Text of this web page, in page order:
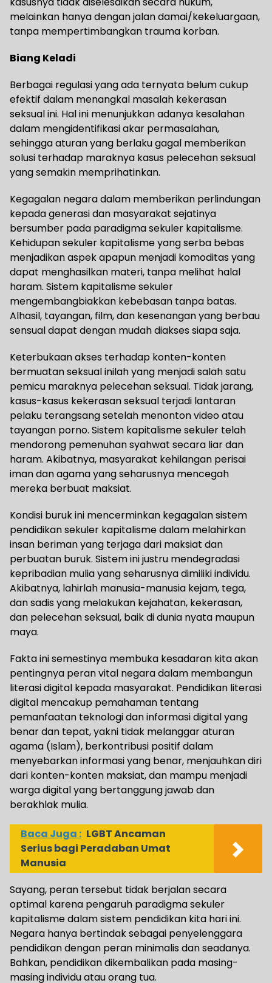
melainkan hanya dengan jalan damai/kekeluargaan,
tanpa mempertimbangkan trauma korban.
Biang Keladi
Berbagai regulasi yang ada ternyata belum cukup
efektif dalam menangkal masalah kekerasan
seksual ini. Hal ini menunjukkan adanya kesalahan
dalam mengidentifikasi akar permasalahan,
sehingga aturan yang berlaku gagal memberikan
solusi terhadap maraknya kasus pelecehan seksual
yang semakin memprihatinkan.
Kegagalan negara dalam memberikan perlindungan
kepada generasi dan masyarakat sejatinya
bersumber pada paradigma sekuler kapitalisme.
Kehidupan sekuler kapitalisme yang serba bebas
menjadikan aspek apapun menjadi komoditas yang
dapat menghasilkan materi, tanpa melihat halal
haram. Sistem kapitalisme sekuler
mengembangbiakkan kebebasan tanpa batas.
Alhasil, tayangan, film, dan kesenangan yang berbau
sensual dapat dengan mudah diakses siapa saja.
Keterbukaan akses terhadap konten-konten
bermuatan seksual inilah yang menjadi salah satu
pemicu maraknya pelecehan seksual. Tidak jarang,
kasus-kasus kekerasan seksual terjadi lantaran
pelaku terangsang setelah menonton video atau
tayangan porno. Sistem kapitalisme sekuler telah
mendorong pemenuhan syahwat secara liar dan
haram. Akibatnya, masyarakat kehilangan perisai
iman dan agama yang seharusnya mencegah
mereka berbuat maksiat.
Kondisi buruk ini mencerminkan kegagalan sistem
pendidikan sekuler kapitalisme dalam melahirkan
insan beriman yang terjaga dari maksiat dan
perbuatan buruk. Sistem ini justru mendegradasi
kepribadian mulia yang seharusnya dimiliki individu.
Akibatnya, lahirlah manusia-manusia kejam, tega,
dan sadis yang melakukan kejahatan, kekerasan,
dan pelecehan seksual, baik di dunia nyata maupun
maya.
Fakta ini semestinya membuka kesadaran kita akan
pentingnya peran vital negara dalam membangun
literasi digital kepada masyarakat. Pendidikan literasi
digital mencakup pemahaman tentang
pemanfaatan teknologi dan informasi digital yang
benar dan tepat, yakni tidak melanggar aturan
agama (Islam), berkontribusi positif dalam
menyebarkan informasi yang benar, menjauhkan diri
dari konten-konten maksiat, dan mampu menjadi
warga digital yang bertanggung jawab dan
berakhlak mulia.
Baca Juga : LGBT Ancaman
Serius bagi Peradaban Umat
Manusia
Sayang, peran tersebut tidak berjalan secara
optimal karena pengaruh paradigma sekuler
kapitalisme dalam sistem pendidikan kita hari ini.
Negara hanya bertindak sebagai penyelenggara
pendidikan dengan peran minimalis dan seadanya.
Bahkan, pendidikan dikembalikan pada masing-
masing individu atau orang tua.